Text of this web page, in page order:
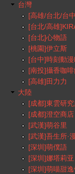
台灣
[高雄/台北/台
[台北/高雄
[台北]心物語
[桃園]伊立斯
[台中]時刻動
[南投]攝香咖
[高雄]田力力
大陸
[成都]東雲研
[成都]澄空商店
[武漢]萌谷里
[武漢]吾生所·
[深圳]萌僕語
[深圳]娜塔莉亚
[深圳]萌喵甜